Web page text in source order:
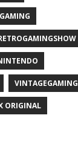
VINTAGEGAMING
ORIGINAL